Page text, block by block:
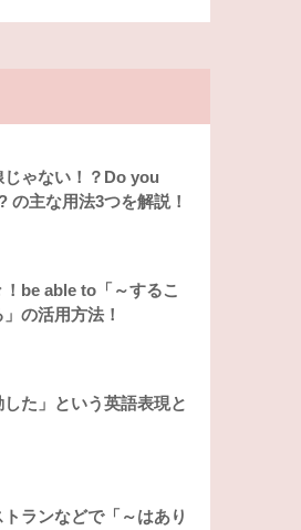
じゃない！？Do you
の主な用法3つを解説！
be able to「～するこ
の活用方法！
した」という英語表現と
ランなどで「～はあり